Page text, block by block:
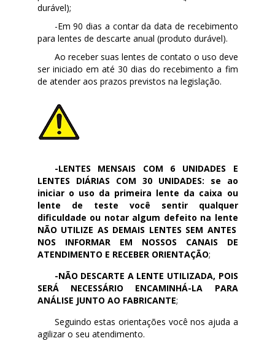
durável);
-Em 90 dias a contar da data de recebimento
para lentes de descarte anual (produto durável).
Ao receber suas lentes de contato o uso deve
ser iniciado em até 30 dias do recebimento a fim
de atender aos prazos previstos na legislação.
-LENTES MENSAIS COM 6 UNIDADES E
LENTES DIÁRIAS COM 30 UNIDADES: se ao
iniciar o uso da primeira lente da caixa ou
lente de teste você sentir qualquer
dificuldade ou notar algum defeito na lente
NÃO UTILIZE AS DEMAIS LENTES SEM ANTES
NOS INFORMAR EM NOSSOS CANAIS DE
ATENDIMENTO E RECEBER ORIENTAÇÃO;
-NÃO DESCARTE A LENTE UTILIZADA, POIS
SERÁ NECESSÁRIO ENCAMINHÁ-LA PARA
ANÁLISE JUNTO AO FABRICANTE;
Seguindo estas orientações você nos ajuda a
agilizar o seu atendimento.